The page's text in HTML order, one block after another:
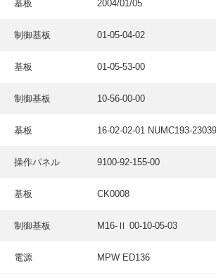
INTERVIEW
お客様インタビュー
RECRUIT
お問い合わせ /
基板 2004/01/05
制御基板 01-05-04-02
基板 01-05-53-00
制御基板 10-56-00-00
基板 16-02-02-01 NUMC193-
操作パネル 9100-92-155-00
基板 CK0008
制御基板 M16-Ⅱ 00-10-05-03
電源 MPW ED136